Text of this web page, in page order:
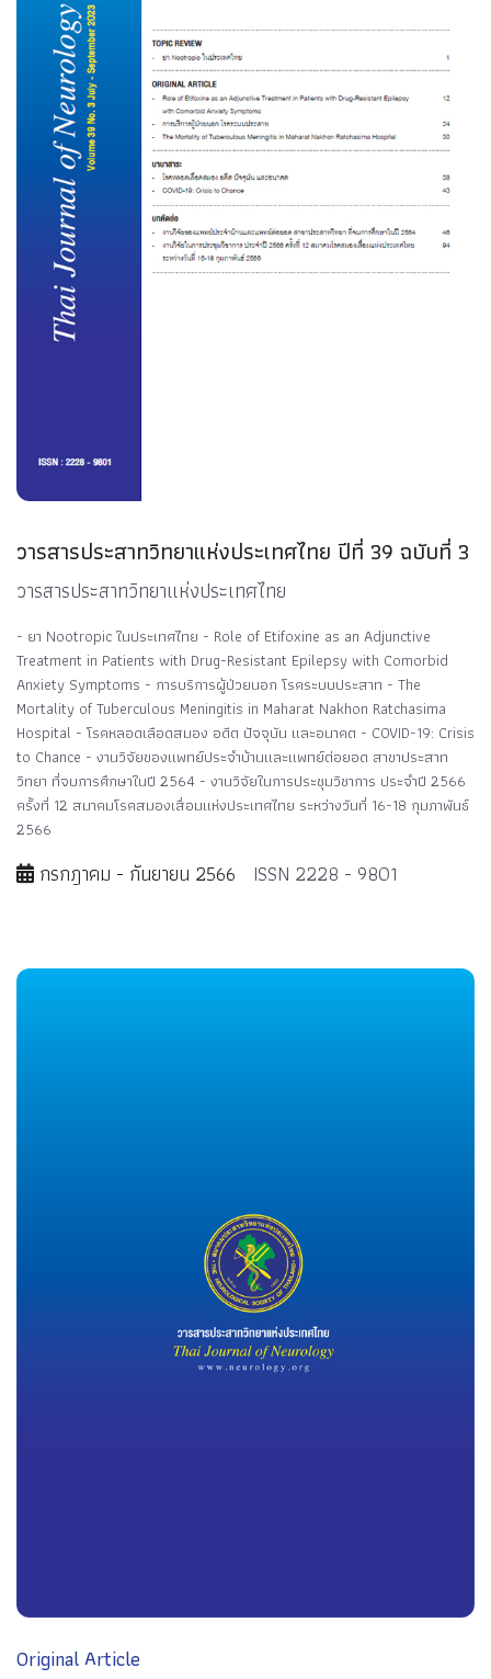
วารสารประสาทวิทยาแห่งประเทศไทย ปีที่ 39 ฉบับที่ 3
วารสารประสาทวิทยาแห่งประเทศไทย
- ยา Nootropic ในประเทศไทย - Role of Etifoxine as an Adjunctive
Treatment in Patients with Drug-Resistant Epilepsy with Comorbid
Anxiety Symptoms - การบริการผู้ป่วยนอก โรคระบบประสาท - The
Mortality of Tuberculous Meningitis in Maharat Nakhon Ratchasima
Hospital - โรคหลอดเลือดสมอง อดีต ปัจจุบัน และอนาคต - COVID-19: Crisis
to Chance - งานวิจัยของแพทย์ประจำบ้านและแพทย์ต่อยอด สาขาประสาท
วิทยา ที่จบการศึกษาในปี 2564 - งานวิจัยในการประชุมวิชาการ ประจำปี 2566
ครั้งที่ 12 สมาคมโรคสมองเสื่อมแห่งประเทศไทย ระหว่างวันที่ 16-18 กุมภาพันธ์
2566
กรกฎาคม - กันยายน 2566 ISSN 2228 - 9801
Original Article